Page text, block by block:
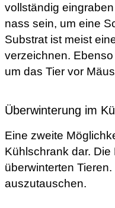
vollständig
nass sein, um eine
Substrat ist meist
verzeichnen.
um das Tier vor
Überwinterung im
Eine zweite
Kühlschrank dar.
überwinterten
auszutauschen.